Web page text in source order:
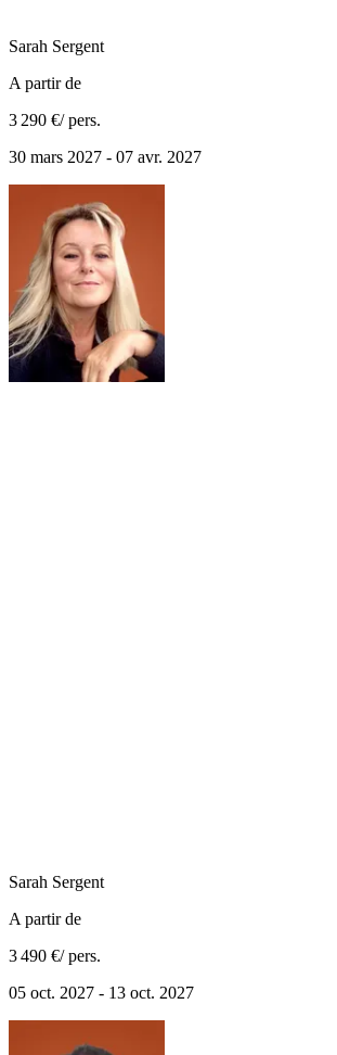
Sarah Sergent
A partir de
3 290 €/ pers.
30 mars 2027 - 07 avr. 2027
Sarah Sergent
A partir de
3 490 €/ pers.
05 oct. 2027 - 13 oct. 2027